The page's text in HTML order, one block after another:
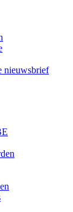
nieuwsbrief